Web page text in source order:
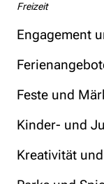
Freizeit
Engagement
Feste und
Kinder- und
Kreativität